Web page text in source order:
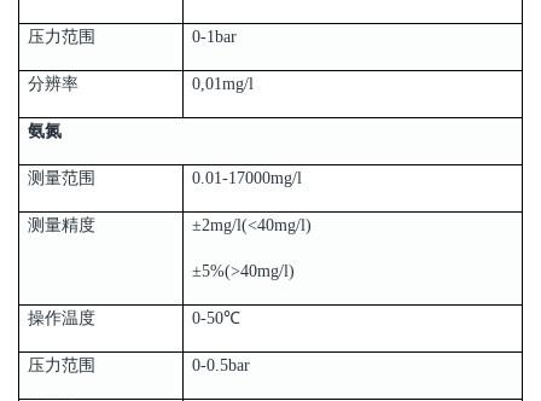
压力范围 0-1bar
分辨率 0,01mg/l
氨氮
测量范围 0.01-17000mg/l
测量精度 ±2mg/l(<40mg/l)
±5%(>40mg/l)
操作温度 0-50℃
压力范围 0-0.5bar